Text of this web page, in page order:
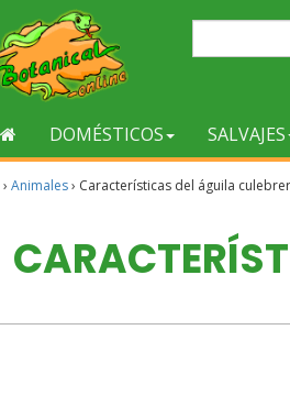
DOMÉSTICOS SALVAJES
› Animales› Características del águila